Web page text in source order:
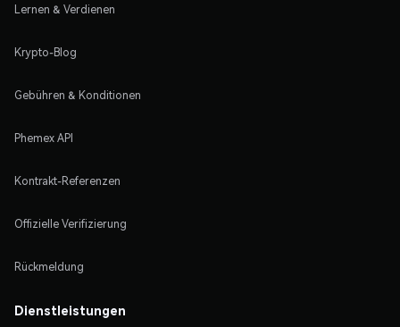
Lernen & Verdienen
Krypto-Blog
Gebühren & Konditionen
Phemex API
Kontrakt-Referenzen
Offizielle Verifizierung
Rückmeldung
Dienstleistungen